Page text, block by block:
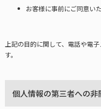
お客様に事前にご同意い
上記の目的に関して、電話や電
す。
個人情報の第三者への非